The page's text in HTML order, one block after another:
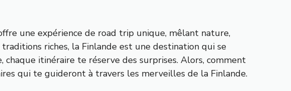
une expérience de road trip unique, mêlant nature,
riches, la Finlande est une destination qui se
chaque itinéraire te réserve des surprises. Alors, comment
qui te guideront à travers les merveilles de la Finlande.